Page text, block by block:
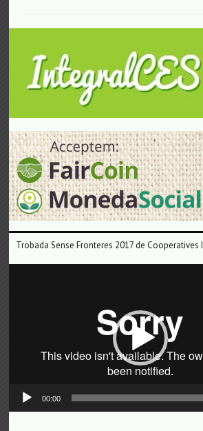
Trobada Sense Fronteres 2017 de Cooperatives
00:00